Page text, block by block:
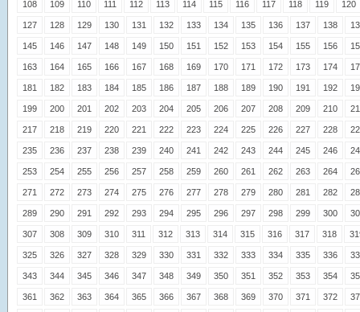
108 109 110 111 112 113 114 115 116 117 118 119 120
127 128 129 130 131 132 133 134 135 136 137 138
145 146 147 148 149 150 151 152 153 154 155 156
163 164 165 166 167 168 169 170 171 172 173 174
181 182 183 184 185 186 187 188 189 190 191 192
199 200 201 202 203 204 205 206 207 208 209 210
217 218 219 220 221 222 223 224 225 226 227 228
235 236 237 238 239 240 241 242 243 244 245 246
253 254 255 256 257 258 259 260 261 262 263 264
271 272 273 274 275 276 277 278 279 280 281 282
289 290 291 292 293 294 295 296 297 298 299 300
307 308 309 310 311 312 313 314 315 316 317 318
325 326 327 328 329 330 331 332 333 334 335 336
343 344 345 346 347 348 349 350 351 352 353 354
361 362 363 364 365 366 367 368 369 370 371 372